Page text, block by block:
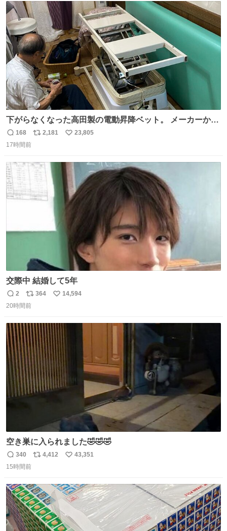
かできたらなぁと思いました。
ト
数
数
下がらなくなった高田製の電動昇降ベット。 メーカーから
は、完全に見放されたんですが、 見事に85歳の父が治しま
した。 うちの父は、トヨタカローラのボディをオート生産
の配線をハンダで修理している横で、
返
信
168
リ
ト
2,181
い
23,805
17時間前
交際中 結婚して5年
返
信
2
リ
ポ
ト
数
364
い
数
14,594
20時間前
空き巣に入られました🤣🤣🤣
返
信
340
リ
ト
数
4,412
い
数
43,351
15時間前